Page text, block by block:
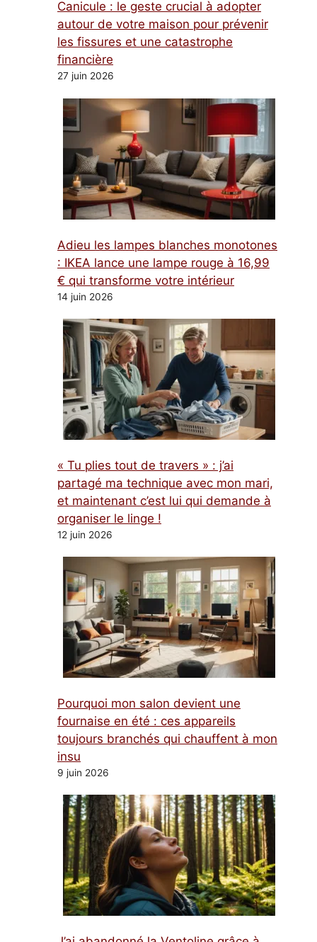
Canicule : le geste crucial à adopter
autour de votre maison pour prévenir
les fissures et une catastrophe
financière
27 juin 2026
Adieu les lampes blanches monotones
: IKEA lance une lampe rouge à 16,99
€ qui transforme votre intérieur
14 juin 2026
« Tu plies tout de travers » : j’ai
partagé ma technique avec mon mari,
et maintenant c’est lui qui demande à
organiser le linge !
12 juin 2026
Pourquoi mon salon devient une
fournaise en été : ces appareils
toujours branchés qui chauffent à mon
insu
9 juin 2026